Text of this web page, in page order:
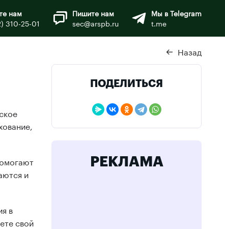
нам
310-25-01
Пишите нам
sec@arspb.ru
Мы в Telegram
t.me
Назад
и
в
свой
ПОДЕЛИТЬСЯ
РЕКЛАМА